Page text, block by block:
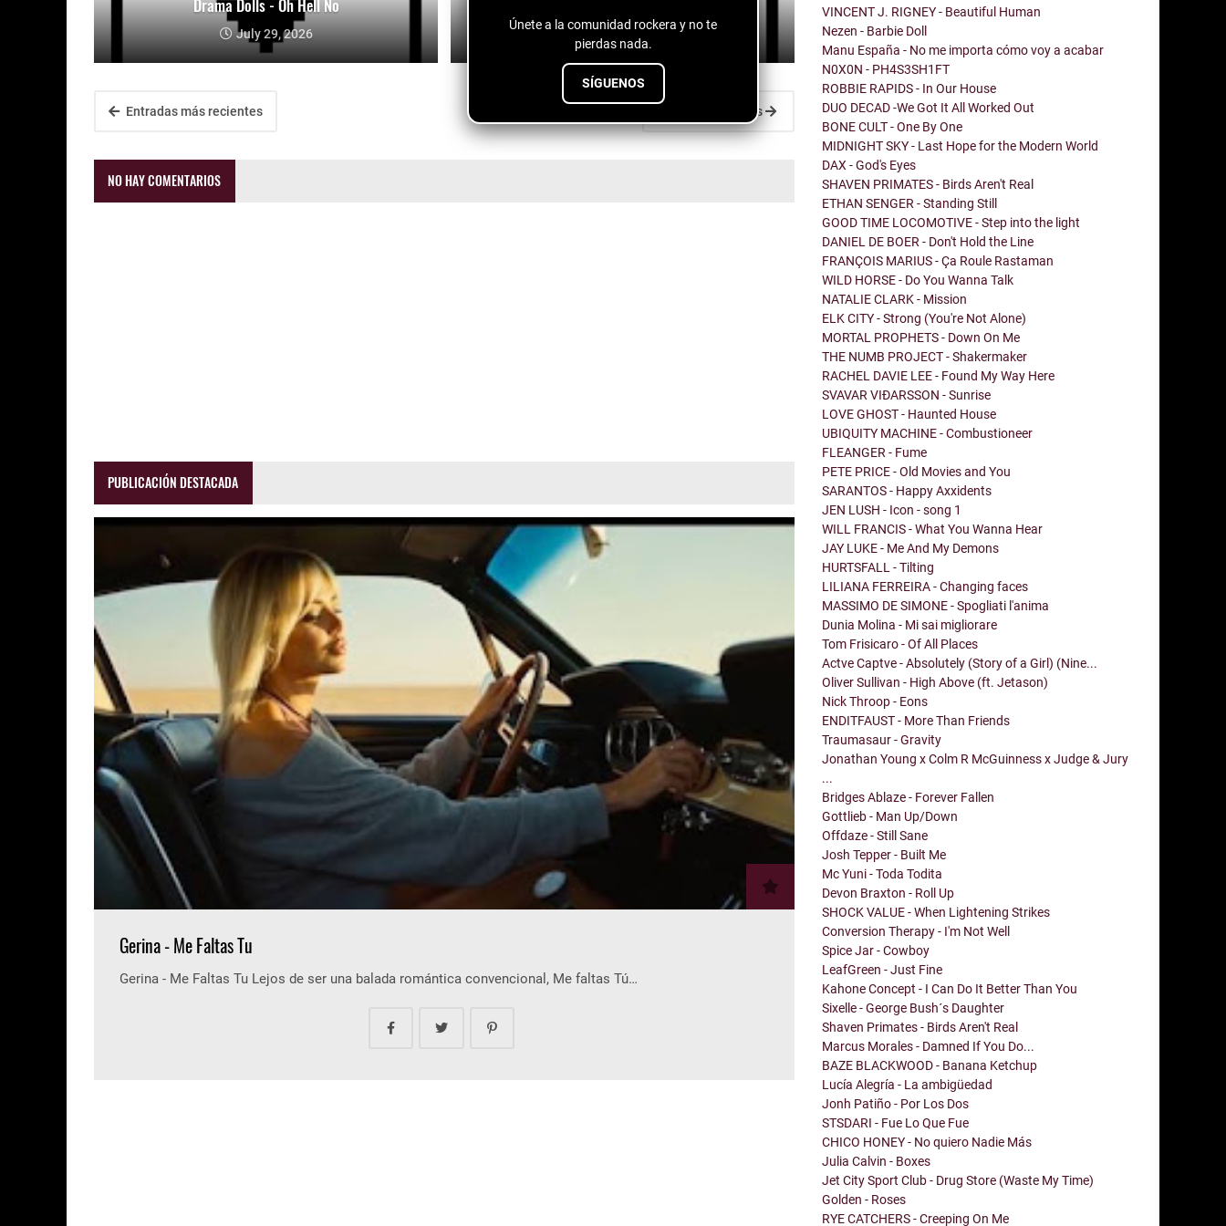
Únete a la comunidad rockera y no te
pierdas nada.
SÍGUENOS
Drama Dolls - Oh Hell No
July 29, 2026 July 28, 2026
Entradas más recientes Entradas antiguas
NO HAY COMENTARIOS
PUBLICACIÓN DESTACADA
Gerina - Me Faltas Tu
Gerina - Me Faltas Tu Lejos de ser una balada romántica convencional, Me faltas Tú…
VINCENT J. RIGNEY - Beautiful Human
Nezen - Barbie Doll
Manu España - No me importa cómo voy a acabar
N0X0N - PH4S3SH1FT
ROBBIE RAPIDS - In Our House
DUO DECAD -We Got It All Worked Out
BONE CULT - One By One
MIDNIGHT SKY - Last Hope for the Modern World
DAX - God's Eyes
SHAVEN PRIMATES - Birds Aren't Real
ETHAN SENGER - Standing Still
GOOD TIME LOCOMOTIVE - Step into the light
DANIEL DE BOER - Don't Hold the Line
FRANÇOIS MARIUS - Ça Roule Rastaman
WILD HORSE - Do You Wanna Talk
NATALIE CLARK - Mission
ELK CITY - Strong (You're Not Alone)
MORTAL PROPHETS - Down On Me
THE NUMB PROJECT - Shakermaker
RACHEL DAVIE LEE - Found My Way Here
SVAVAR VIÐARSSON - Sunrise
LOVE GHOST - Haunted House
UBIQUITY MACHINE - Combustioneer
FLEANGER - Fume
PETE PRICE - Old Movies and You
SARANTOS - Happy Axxidents
JEN LUSH - Icon - song 1
WILL FRANCIS - What You Wanna Hear
JAY LUKE - Me And My Demons
HURTSFALL - Tilting
LILIANA FERREIRA - Changing faces
MASSIMO DE SIMONE - Spogliati l'anima
Dunia Molina - Mi sai migliorare
Tom Frisicaro - Of All Places
Actve Captve - Absolutely (Story of a Girl) (Nine...
Oliver Sullivan - High Above (ft. Jetason)
Nick Throop - Eons
ENDITFAUST - More Than Friends
Traumasaur - Gravity
Jonathan Young x Colm R McGuinness x Judge & Jury
...
Bridges Ablaze - Forever Fallen
Gottlieb - Man Up/Down
Offdaze - Still Sane
Josh Tepper - Built Me
Mc Yuni - Toda Todita
Devon Braxton - Roll Up
SHOCK VALUE - When Lightening Strikes
Conversion Therapy - I'm Not Well
Spice Jar - Cowboy
LeafGreen - Just Fine
Kahone Concept - I Can Do It Better Than You
Sixelle - George Bush´s Daughter
Shaven Primates - Birds Aren't Real
Marcus Morales - Damned If You Do...
BAZE BLACKWOOD - Banana Ketchup
Lucía Alegría - La ambigüedad
Jonh Patiño - Por Los Dos
STSDARI - Fue Lo Que Fue
CHICO HONEY - No quiero Nadie Más
Julia Calvin - Boxes
Jet City Sport Club - Drug Store (Waste My Time)
Golden - Roses
RYE CATCHERS - Creeping On Me